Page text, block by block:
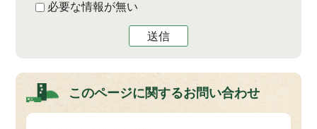
必要な情報が無い
送信
このページに関するお問い合わせ